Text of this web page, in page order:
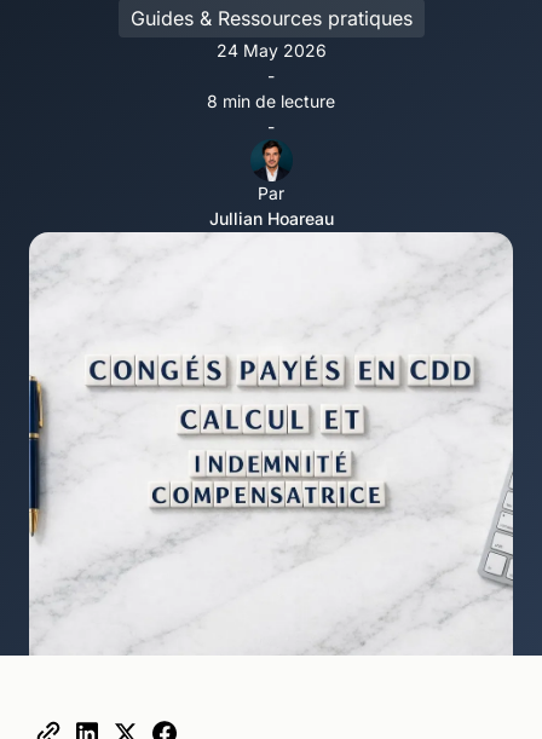
Guides & Ressources pratiques
24 May 2026
-
8 min de lecture
-
Par
Jullian Hoareau